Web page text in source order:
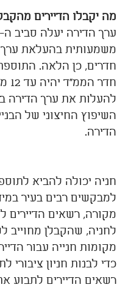
מה יקבלו הדיירים
חדרים, כן הלאה. התוספת
להעלות את ערך הדירה ב- 5%-10%.  מעלית מוסיפה תוספת  של כ-5%
הדירה.
למבקשים רבים בעיר
לחניה, שהקבלן
מקומות חנייה עבור
כדי לבנות חניון ציבורי
רשאים הדיירים לתבוע